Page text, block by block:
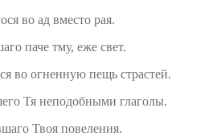
во ад вместо рая.
паче тму, еже свет.
во огненную пещь страстей.
Тя неподобными глаголы.
Твоя повеления.